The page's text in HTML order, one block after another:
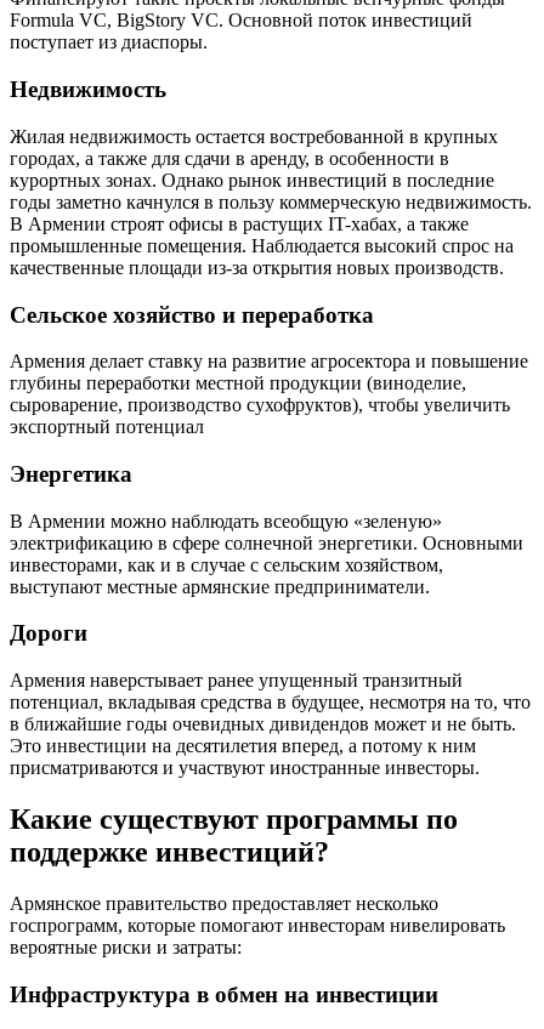
Formula VC, BigStory VC. Основной поток инвестиций
поступает из диаспоры.
Недвижимость
Жилая недвижимость остается востребованной в крупных
городах, а также для сдачи в аренду, в особенности в
курортных зонах. Однако рынок инвестиций в последние
годы заметно качнулся в пользу коммерческую недвижимость.
В Армении строят офисы в растущих IT-хабах, а также
промышленные помещения. Наблюдается высокий спрос на
качественные площади из-за открытия новых производств.
Сельское хозяйство и переработка
Армения делает ставку на развитие агросектора и повышение
глубины переработки местной продукции (виноделие,
сыроварение, производство сухофруктов), чтобы увеличить
экспортный потенциал
Энергетика
В Армении можно наблюдать всеобщую «зеленую»
электрификацию в сфере солнечной энергетики. Основными
инвесторами, как и в случае с сельским хозяйством,
выступают местные армянские предприниматели.
Дороги
Армения наверстывает ранее упущенный транзитный
потенциал, вкладывая средства в будущее, несмотря на то, что
в ближайшие годы очевидных дивидендов может и не быть.
Это инвестиции на десятилетия вперед, а потому к ним
присматриваются и участвуют иностранные инвесторы.
Какие существуют программы по
поддержке инвестиций?
Армянское правительство предоставляет несколько
госпрограмм, которые помогают инвесторам нивелировать
вероятные риски и затраты:
Инфраструктура в обмен на инвестиции